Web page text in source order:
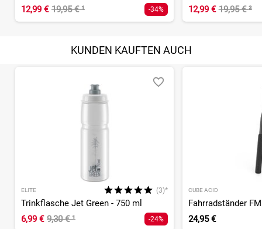
12,99 € 19,95 €¹ -34%
12,99 € 19,95 €²
KUNDEN KAUFTEN AUCH
ELITE (3)*
Trinkflasche Jet Green - 750 ml
6,99 € 9,30 €¹ -24%
CUBE ACID
Fahrradständer
24,95 €